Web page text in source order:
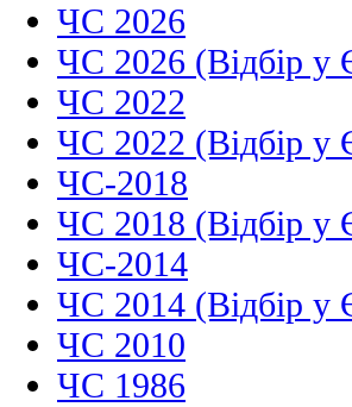
ЧС 2026
ЧС 2026 (Відбір у
ЧС 2022
ЧС 2022 (Відбір у
ЧС-2018
ЧС 2018 (Відбір у
ЧС-2014
ЧС 2014 (Відбір у
ЧС 2010
ЧС 1986